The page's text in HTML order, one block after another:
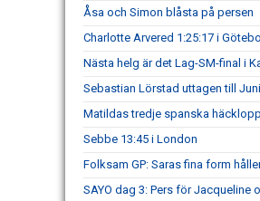
Åsa och Simon blåsta på persen
Charlotte Arvered 1:25:17 i
Nästa helg är det Lag-SM-final i
Sebastian Lörstad uttagen till
Matildas tredje spanska
Sebbe 13:45 i London
Folksam GP: Saras fina form
SAYO dag 3: Pers för Jacqueline